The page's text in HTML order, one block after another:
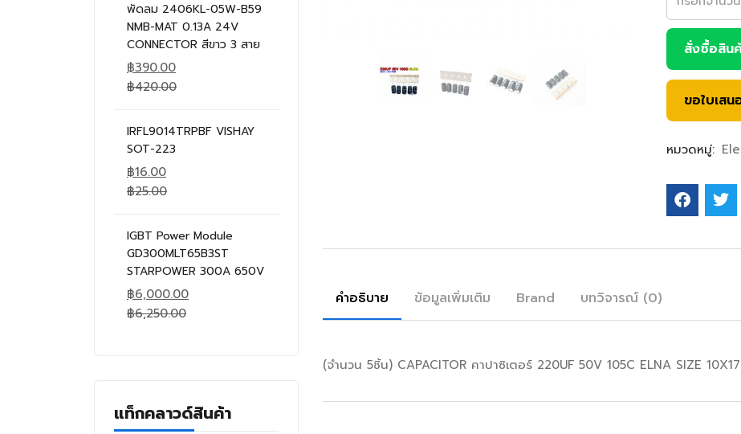
พัดลม 2406KL-05W-B59
NMB-MAT 0.13A 24V
CONNECTOR สีขาว 3 สาย
฿390.00
฿420.00
IRFL9014TRPBF VISHAY
SOT-223
฿16.00
฿25.00
IGBT Power Module
GD300MLT65B3ST
STARPOWER 300A 650V
฿6,000.00
฿6,250.00
แท็กคลาวด์สินค้า
สั่งซื้อสิน
ขอใบเสน
หมวดหมู่:
คำอธิบาย ข้อมูลเพิ่มเติม Brand บทวิจารณ์ (0)
(จำนวน 5ชิ้น) CAPACITOR คาปาซิเตอร์ 220UF 50V 105C ELNA SIZE